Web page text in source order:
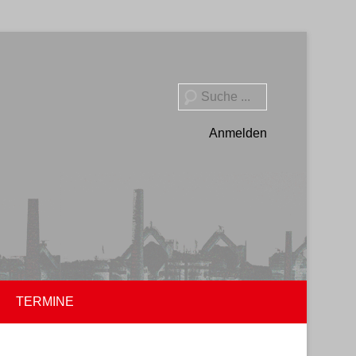
Suche
Anmelden
TERMINE